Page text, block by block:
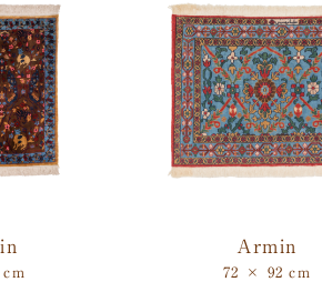
Armin
72 × 92 cm